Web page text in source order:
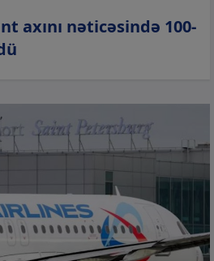
axını nəticəsində 100-